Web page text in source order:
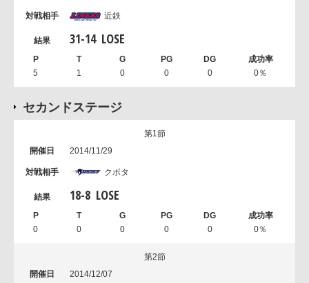
近鉄
31-14 LOSE
5 1 0 0 0 0％
セカンドステージ
第1節
2014/11/29
クボタ
18-8 LOSE
0 0 0 0 0 0％
第2節
2014/12/07